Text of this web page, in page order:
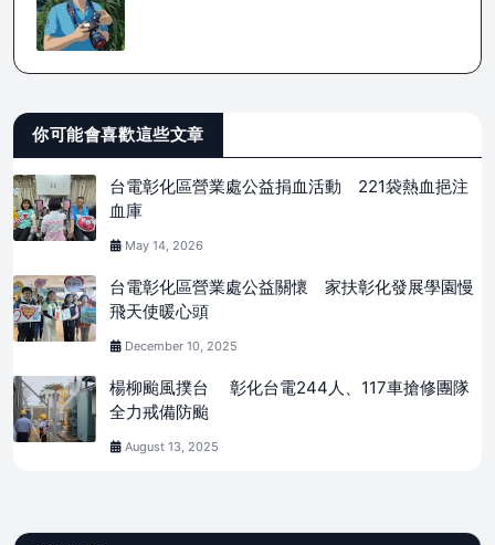
你可能會喜歡這些文章
台電彰化區營業處公益捐血活動 221袋熱血挹注
血庫
May 14, 2026
台電彰化區營業處公益關懷 家扶彰化發展學園慢
飛天使暖心頭
December 10, 2025
楊柳颱風撲台 彰化台電244人、117車搶修團隊
全力戒備防颱
August 13, 2025